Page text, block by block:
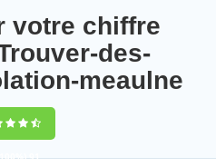
votre chiffre
des-
meaulne
91